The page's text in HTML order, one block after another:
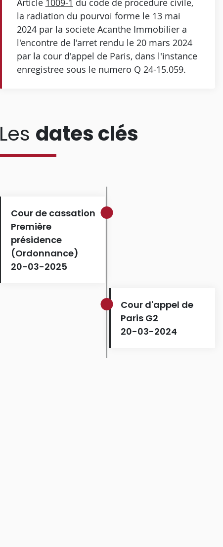
Article 1009-1 du code de procedure civile,
la radiation du pourvoi forme le 13 mai
2024 par la societe Acanthe Immobilier a
l'encontre de l'arret rendu le 20 mars 2024
par la cour d'appel de Paris, dans l'instance
enregistree sous le numero Q 24-15.059.
Les dates clés
Cour de cassation
Première
présidence
(Ordonnance)
20-03-2025
Cour d'appel de
Paris G2
20-03-2024